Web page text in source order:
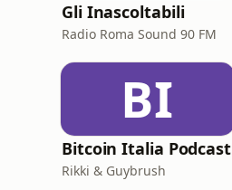
Gli Inascoltabili
Radio Roma Sound 90 FM
BI
Bitcoin Italia Podcast
Rikki & Guybrush